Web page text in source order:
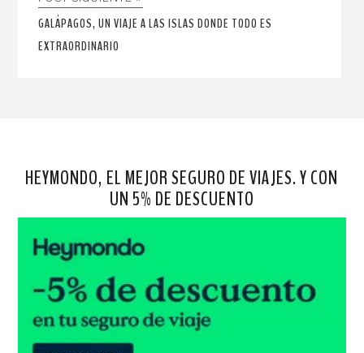
GALÁPAGOS, UN VIAJE A LAS ISLAS DONDE TODO ES
EXTRAORDINARIO
HEYMONDO, EL MEJOR SEGURO DE VIAJES. Y CON
UN 5% DE DESCUENTO